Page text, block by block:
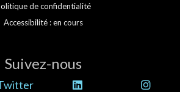
de confidentialité
Accessibilité : en cours
Suivez-nous